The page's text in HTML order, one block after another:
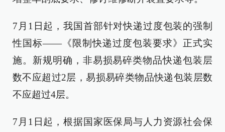
7月1日起，我国首部针对快递过度包装的强制
性国标——《限制快递过度包装要求》正式实
施。新规明确，非易损易碎类物品快递包装层
数不应超过2层，易损易碎类物品快递包装层数
不应超过4层。
7月1日起，根据国家医保局与人力资源社会保